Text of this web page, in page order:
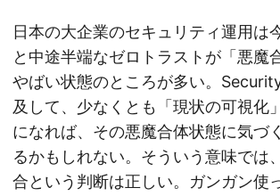
日本の大企業のセキュリティ運用は
と中途半端なゼロトラストが「悪魔
やばい状態のところが多い。
及して、少なくとも「現状の可視化
になれば、その悪魔合体状態に気づ
るかもしれない。そういう意味では
合という判断は正しい。ガンガン使